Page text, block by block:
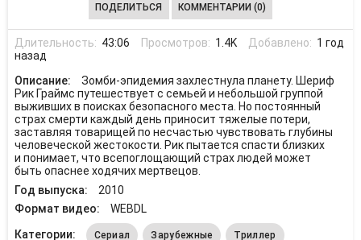
ПОДЕЛИТЬСЯ КОММЕНТАРИИ (0)
Длительность: 43:06 Просмотров: 1.4K Добавлено: 1 год
назад
Описание:
Зомби-эпидемия захлестнула планету. Шериф
Рик Граймс путешествует с семьей и небольшой группой
выживших в поисках безопасного места. Но постоянный
страх смерти каждый день приносит тяжелые потери,
заставляя товарищей по несчастью чувствовать глубины
человеческой жестокости. Рик пытается спасти близких
и понимает, что всепоглощающий страх людей может
быть опаснее ходячих мертвецов.
Год выпуска:
2010
Формат видео:
WEBDL
Категории:
Сериал Зарубежные Триллер